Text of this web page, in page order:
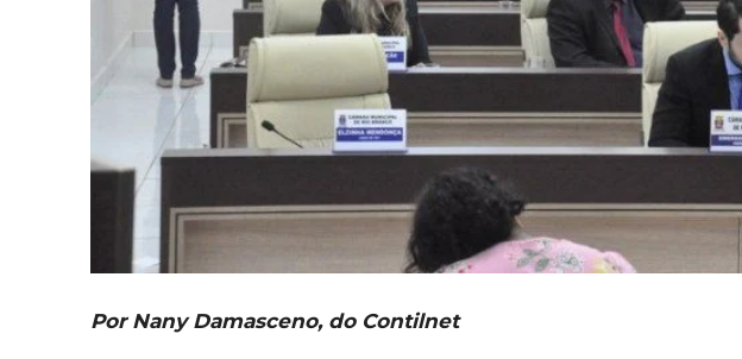
Por Nany Damasceno, do Contilnet